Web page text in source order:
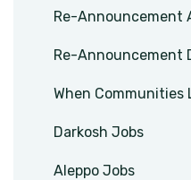
Re-Announcement
Re-Announcement
When Communities
Darkosh Jobs
Aleppo Jobs